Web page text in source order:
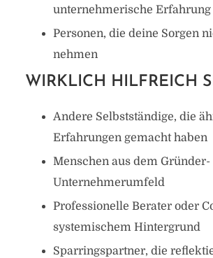
unternehmerische Erfahrung
Personen, die deine Sorgen
nehmen
WIRKLICH HILFREICH
Andere Selbstständige, die
Erfahrungen gemacht haben
Menschen aus dem Gründer-
Unternehmerumfeld
Professionelle Berater oder
systemischem Hintergrund
Sparringspartner, die